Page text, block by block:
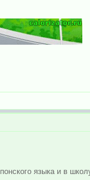
языка и в